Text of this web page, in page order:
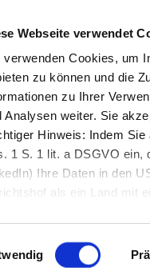
Webseite verwendet
verwenden Cookies, um
zu können und die
zu Ihrer
Analysen weiter. Sie
Hinweis: Indem Sie
1 S. 1 lit. a DSGVO ein,
Ihre Daten in den
als ein Land mit
Tipps und